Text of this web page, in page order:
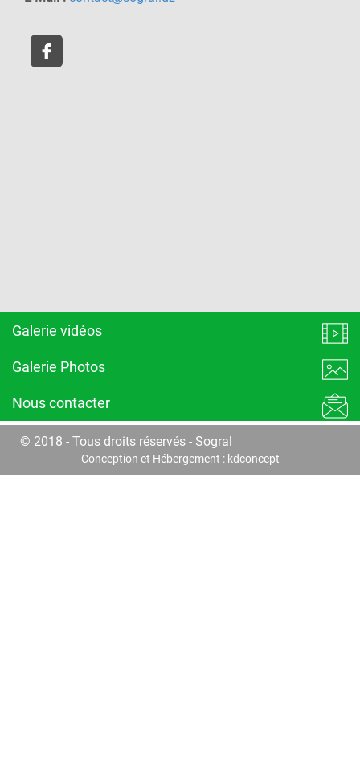
Galerie vidéos
Galerie Photos
Nous contacter
© 2018 - Tous droits réservés - Sogral
Conception et Hébergement : kdconcept